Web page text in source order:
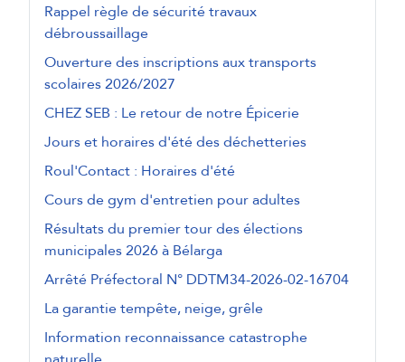
Rappel règle de sécurité travaux
débroussaillage
Ouverture des inscriptions aux transports
scolaires 2026/2027
CHEZ SEB : Le retour de notre Épicerie
Jours et horaires d'été des déchetteries
Roul'Contact : Horaires d'été
Cours de gym d'entretien pour adultes
Résultats du premier tour des élections
municipales 2026 à Bélarga
Arrêté Préfectoral N° DDTM34-2026-02-16704
La garantie tempête, neige, grêle
Information reconnaissance catastrophe